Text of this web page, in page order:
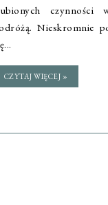
czynności
Nieskromnie
CZYTAJ WIĘCEJ »